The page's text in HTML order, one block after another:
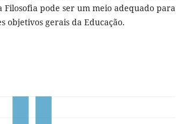
Filosofia pode ser um meio adequado para
objetivos gerais da Educação.